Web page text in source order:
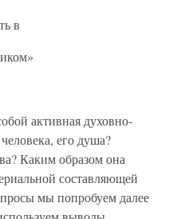
в
активная духовно-
его душа?
Каким образом она
составляющей
мы попробуем далее